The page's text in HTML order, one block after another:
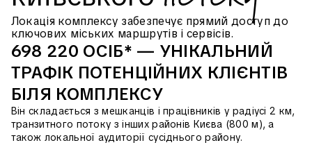
Локація комплексу забезпечує прямий доступ до
ключових міських маршрутів і сервісів.
698 220 ОСІБ* — УНІКАЛЬНИЙ
ТРАФІК ПОТЕНЦІЙНИХ КЛІЄНТІВ
БІЛЯ КОМПЛЕКСУ
Він складається з мешканців і працівників у радіусі 2 км,
транзитного потоку з інших районів Києва (800 м), а
також локальної аудиторії сусіднього району.